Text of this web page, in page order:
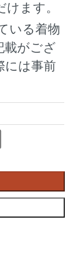
ます。
いる着物
載がござ
には事前